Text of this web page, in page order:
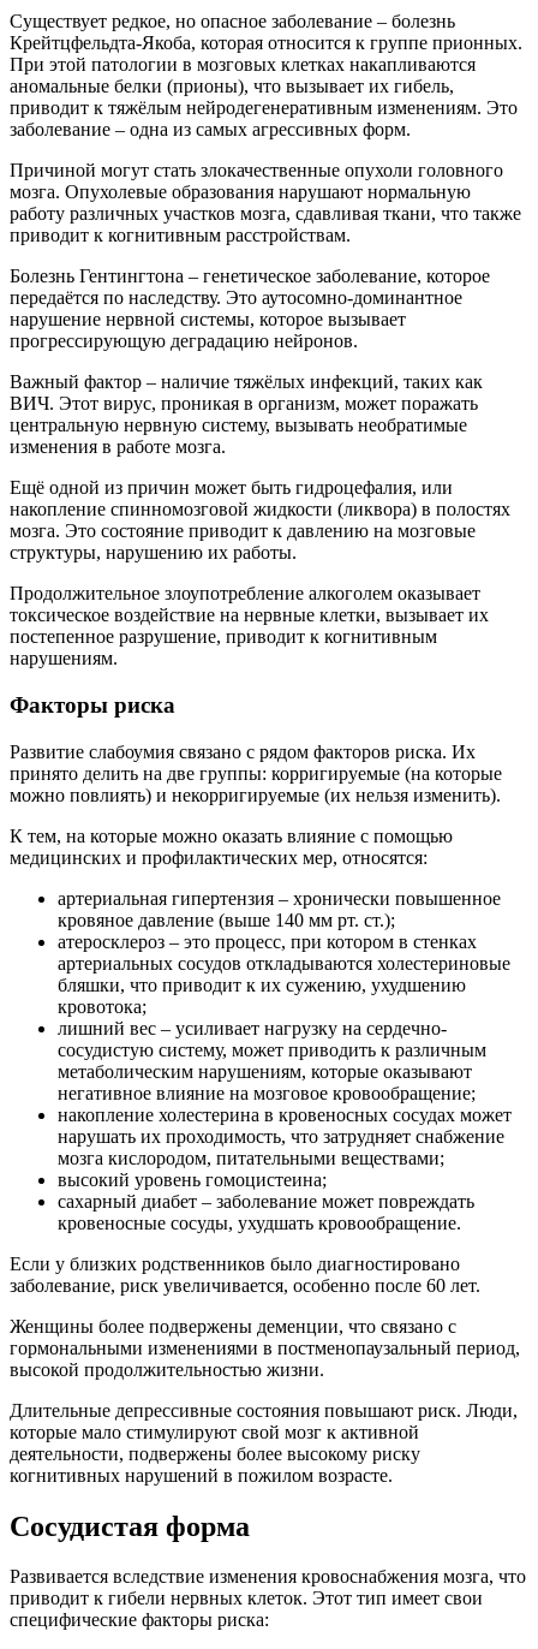
Существует редкое, но опасное заболевание – болезнь
Крейтцфельдта-Якоба, которая относится к группе прионных.
При этой патологии в мозговых клетках накапливаются
аномальные белки (прионы), что вызывает их гибель,
приводит к тяжёлым нейродегенеративным изменениям. Это
заболевание – одна из самых агрессивных форм.
Причиной могут стать злокачественные опухоли головного
мозга. Опухолевые образования нарушают нормальную
работу различных участков мозга, сдавливая ткани, что также
приводит к когнитивным расстройствам.
Болезнь Гентингтона – генетическое заболевание, которое
передаётся по наследству. Это аутосомно-доминантное
нарушение нервной системы, которое вызывает
прогрессирующую деградацию нейронов.
Важный фактор – наличие тяжёлых инфекций, таких как
ВИЧ. Этот вирус, проникая в организм, может поражать
центральную нервную систему, вызывать необратимые
изменения в работе мозга.
Ещё одной из причин может быть гидроцефалия, или
накопление спинномозговой жидкости (ликвора) в полостях
мозга. Это состояние приводит к давлению на мозговые
структуры, нарушению их работы.
Продолжительное злоупотребление алкоголем оказывает
токсическое воздействие на нервные клетки, вызывает их
постепенное разрушение, приводит к когнитивным
нарушениям.
Факторы риска
Развитие слабоумия связано с рядом факторов риска. Их
принято делить на две группы: корригируемые (на которые
можно повлиять) и некорригируемые (их нельзя изменить).
К тем, на которые можно оказать влияние с помощью
медицинских и профилактических мер, относятся:
артериальная гипертензия – хронически повышенное
кровяное давление (выше 140 мм рт. ст.);
атеросклероз – это процесс, при котором в стенках
артериальных сосудов откладываются холестериновые
бляшки, что приводит к их сужению, ухудшению
кровотока;
лишний вес – усиливает нагрузку на сердечно-
сосудистую систему, может приводить к различным
метаболическим нарушениям, которые оказывают
негативное влияние на мозговое кровообращение;
накопление холестерина в кровеносных сосудах может
нарушать их проходимость, что затрудняет снабжение
мозга кислородом, питательными веществами;
высокий уровень гомоцистеина;
сахарный диабет – заболевание может повреждать
кровеносные сосуды, ухудшать кровообращение.
Если у близких родственников было диагностировано
заболевание, риск увеличивается, особенно после 60 лет.
Женщины более подвержены деменции, что связано с
гормональными изменениями в постменопаузальный период,
высокой продолжительностью жизни.
Длительные депрессивные состояния повышают риск. Люди,
которые мало стимулируют свой мозг к активной
деятельности, подвержены более высокому риску
когнитивных нарушений в пожилом возрасте.
Сосудистая форма
Развивается вследствие изменения кровоснабжения мозга, что
приводит к гибели нервных клеток. Этот тип имеет свои
специфические факторы риска: